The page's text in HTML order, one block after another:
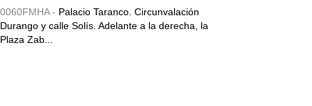
0060FMHA - Palacio Taranco. Circunvalación
Durango y calle Solís. Adelante a la derecha, la
Plaza Zab...